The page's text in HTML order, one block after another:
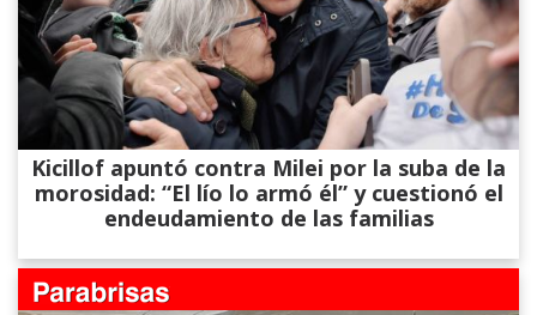
Kicillof apuntó contra Milei por la suba de la
morosidad: “El lío lo armó él” y cuestionó el
endeudamiento de las familias